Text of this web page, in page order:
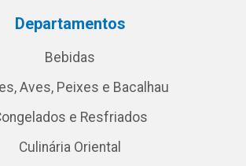
Departamentos
Bebidas
Aves, Peixes e Bacalhau
e Resfriados
Culinária Oriental